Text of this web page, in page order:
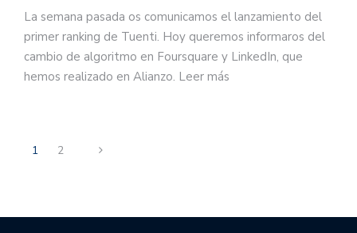
La semana pasada os comunicamos el lanzamiento del
primer ranking de Tuenti. Hoy queremos informaros del
cambio de algoritmo en Foursquare y LinkedIn, que
hemos realizado en Alianzo. Leer más
1 2